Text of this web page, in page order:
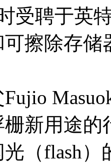
受聘于英
可擦除存
新用途的
（flash